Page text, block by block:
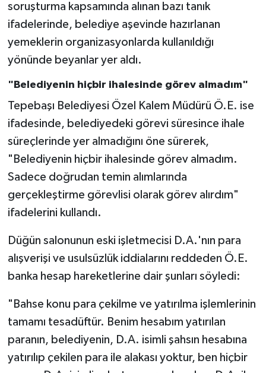
soruşturma kapsamında alınan bazı tanık
ifadelerinde, belediye aşevinde hazırlanan
yemeklerin organizasyonlarda kullanıldığı
yönünde beyanlar yer aldı.
"Belediyenin hiçbir ihalesinde görev almadım"
Tepebaşı Belediyesi Özel Kalem Müdürü Ö.E. ise
ifadesinde, belediyedeki görevi süresince ihale
süreçlerinde yer almadığını öne sürerek,
"Belediyenin hiçbir ihalesinde görev almadım.
Sadece doğrudan temin alımlarında
gerçekleştirme görevlisi olarak görev alırdım"
ifadelerini kullandı.
Düğün salonunun eski işletmecisi D.A.'nın para
alışverişi ve usulsüzlük iddialarını reddeden Ö.E.
banka hesap hareketlerine dair şunları söyledi:
"Bahse konu para çekilme ve yatırılma işlemlerinin
tamamı tesadüftür. Benim hesabım yatırılan
paranın, belediyenin, D.A. isimli şahsın hesabına
yatırılıp çekilen para ile alakası yoktur, ben hiçbir